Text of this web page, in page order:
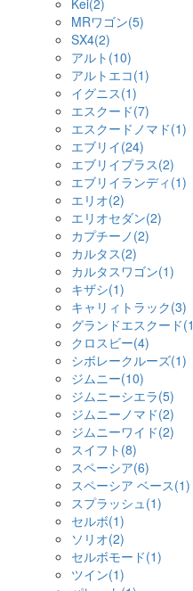
Kei(2)
MRワゴン(5)
SX4(2)
アルト(10)
アルトエコ(1)
イグニス(1)
エスクード(7)
エスクードノマド(1)
エブリイ(24)
エブリイプラス(2)
エブリイランディ(1)
エリオ(2)
エリオセダン(2)
カプチーノ(2)
カルタス(2)
カルタスワゴン(1)
キザシ(1)
キャリィトラック(3)
グランドエスクード
クロスビー(4)
シボレークルーズ(1)
ジムニー(10)
ジムニーシエラ(5)
ジムニーノマド(2)
ジムニーワイド(2)
スイフト(8)
スペーシア(6)
スペーシア ベース(1)
スプラッシュ(1)
セルボ(1)
ソリオ(2)
セルボモード(1)
ツイン(1)